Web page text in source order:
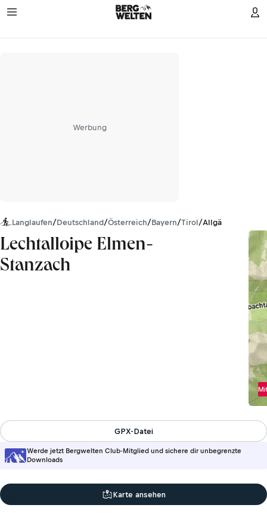
Werbung
Langlaufen/Deutschland/Österreich/Bayern/Tirol/Allgäuer Alpen
Lechtalloipe Elmen-
Stanzach
Werde jetzt Bergwelten Club-Mitglied und sichere dir unbegrenzte
Downloads
GPX-Datei
Karte ansehen